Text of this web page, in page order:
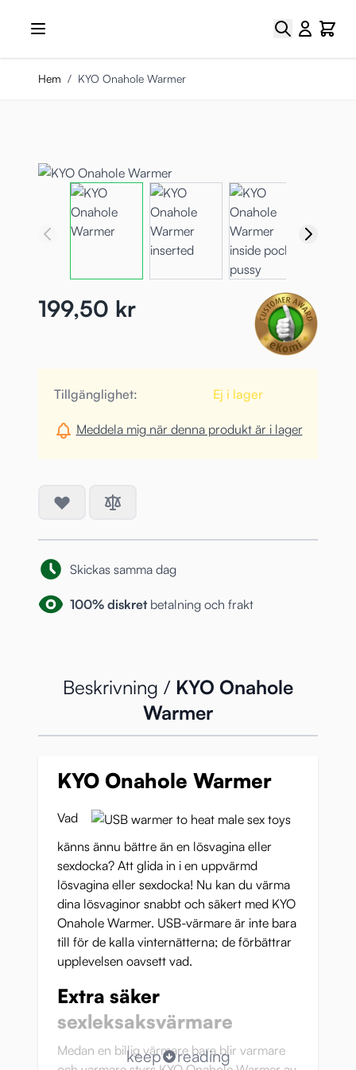
Sök
Cart
Hem / KYO Onahole Warmer
199,50 kr
Tillgänglighet: Ej i lager
Meddela mig när denna produkt är i lager
Skickas samma dag
100% diskretbetalning och frakt
Beskrivning / KYO Onahole
Warmer
KYO Onahole Warmer
Vad
känns ännu bättre än en lösvagina eller
sexdocka? Att glida in i en uppvärmd
lösvagina eller sexdocka! Nu kan du värma
dina lösvaginor snabbt och säkert med KYO
Onahole Warmer. USB-värmare är inte bara
till för de kalla vinternätterna; de förbättrar
upplevelsen oavsett vad.
Extra säker
sexleksaksvärmare
Medan en billig värmare bara blir varmare
keep reading